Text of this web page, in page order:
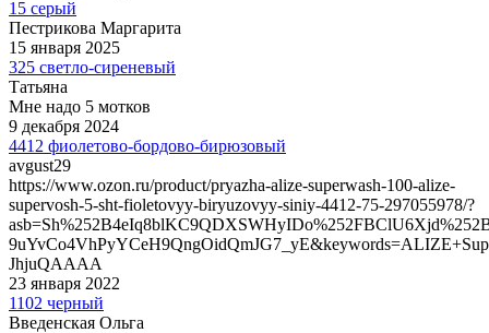
15 серый
Пестрикова Маргарита
15 января 2025
325 светло-сиреневый
Татьяна
Мне надо 5 мотков
9 декабря 2024
4412 фиолетово-бордово-бирюзовый
avgust29
https://www.ozon.ru/product/pryazha-alize-superwash-100-alize-
supervosh-5-sht-fioletovyy-biryuzovyy-siniy-4412-75-297055978/?
JhjuQAAAA
23 января 2022
1102 черный
Введенская Ольга